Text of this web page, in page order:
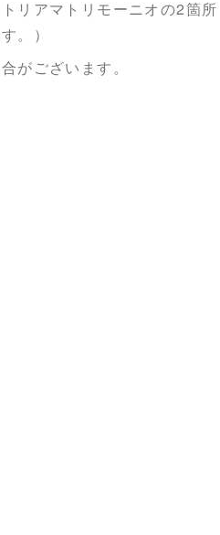
リアマトリモーニオの2箇所
。）
がございます。